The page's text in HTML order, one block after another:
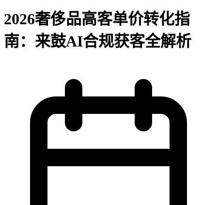
2026奢侈品高客单价转化指
南：来鼓AI合规获客全解析